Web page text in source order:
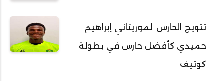
تتويج الحارس الموريتاني إبراهيم
حميدي كأفضل حارس في بطولة
كوتيف